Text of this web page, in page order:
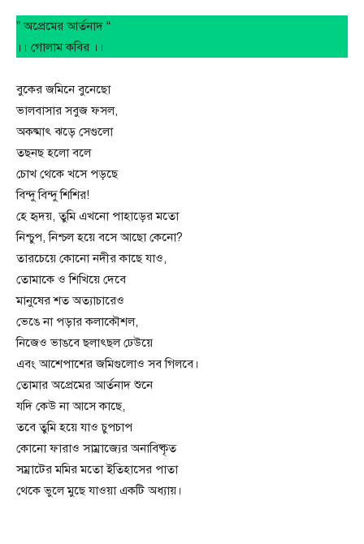
” অপ্রেমের আর্তনাদ “
।। গোলাম কবির ।।
বুকের জমিনে বুনেছো
ভালবাসার সবুজ ফসল,
অকষ্মাৎ ঝড়ে সেগুলো
তছনছ হলো বলে
চোখ থেকে খসে পড়ছে
বিন্দু বিন্দু শিশির!
হে হৃদয়, তুমি এখনো পাহাড়ের মতো
নিশ্চুপ, নিশ্চল হয়ে বসে আছো কেনো?
তারচেয়ে কোনো নদীর কাছে যাও,
তোমাকে ও শিখিয়ে দেবে
মানুষের শত অত্যাচারেও
ভেঙে না পড়ার কলাকৌশল,
নিজেও ভাঙবে ছলাৎছল ঢেউয়ে
এবং আশেপাশের জমিগুলোও সব গিলবে।
তোমার অপ্রেমের আর্তনাদ শুনে
যদি কেউ না আসে কাছে,
তবে তুমি হয়ে যাও চুপচাপ
কোনো ফারাও সাম্রাজ্যের অনাবিষ্কৃত
সম্রাটের মমির মতো ইতিহাসের পাতা
থেকে ভুলে মুছে যাওয়া একটি অধ্যায়।